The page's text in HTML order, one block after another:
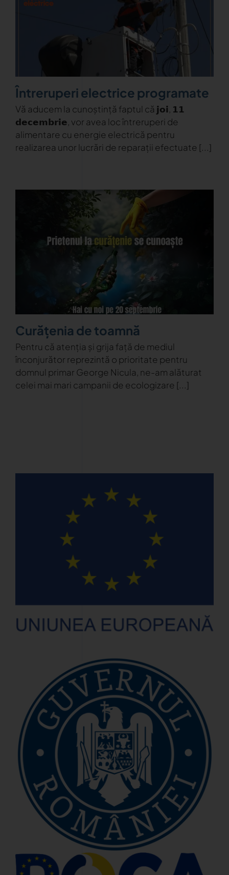
Întreruperi electrice programate
Vă aducem la cunoștință faptul că 𝗷𝗼𝗶, 𝟭𝟭
𝗱𝗲𝗰𝗲𝗺𝗯𝗿𝗶𝗲, vor avea loc întreruperi de
alimentare cu energie electrică pentru
realizarea unor lucrări de reparații efectuate [...]
Curățenia de toamnă
Pentru că atenția și grija față de mediul
înconjurător reprezintă o prioritate pentru
domnul primar George Nicula, ne-am alăturat
celei mai mari campanii de ecologizare [...]